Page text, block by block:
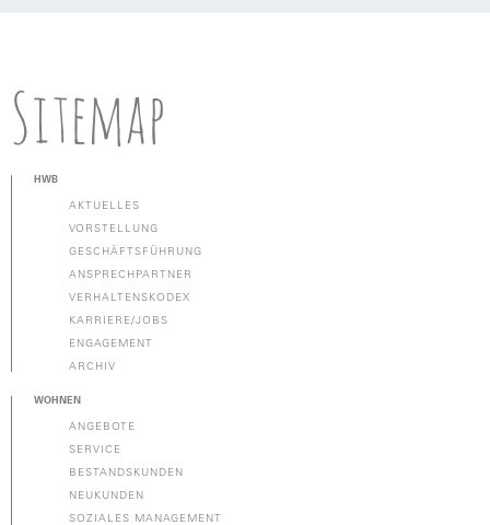
Sitemap
HWB
AKTUELLES
VORSTELLUNG
GESCHÄFTSFÜHRUNG
ANSPRECHPARTNER
VERHALTENSKODEX
KARRIERE/JOBS
ENGAGEMENT
ARCHIV
WOHNEN
ANGEBOTE
SERVICE
BESTANDSKUNDEN
NEUKUNDEN
SOZIALES MANAGEMENT